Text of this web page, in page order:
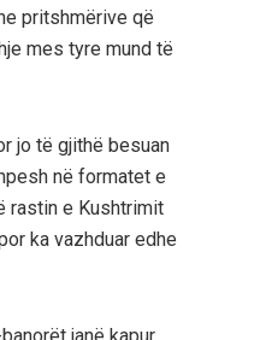
pritshmërive që
mes tyre mund të
jo të gjithë besuan
në formatet e
rastin e Kushtrimit
ka vazhduar edhe